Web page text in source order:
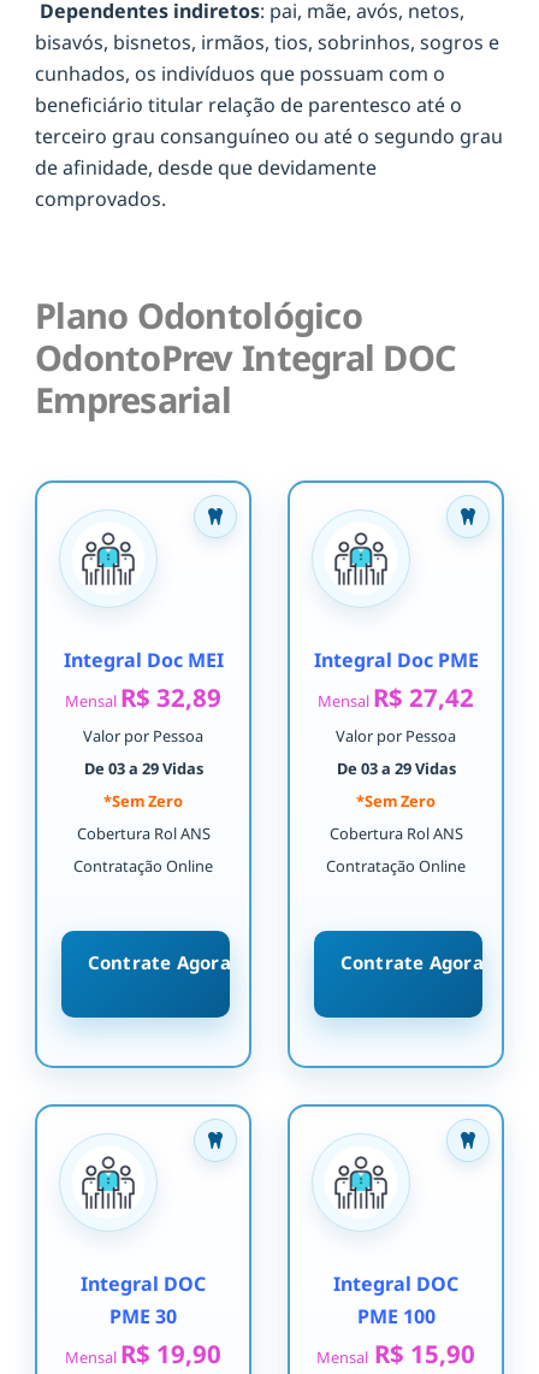
Dependentes indiretos: pai, mãe, avós, netos,
bisavós, bisnetos, irmãos, tios, sobrinhos, sogros e
cunhados, os indivíduos que possuam com o
beneficiário titular relação de parentesco até o
terceiro grau consanguíneo ou até o segundo grau
de afinidade, desde que devidamente
comprovados.
Plano Odontológico
OdontoPrev Integral DOC
Empresarial
Integral Doc MEI
Mensal R$ 32,89
Valor por Pessoa
De 03 a 29 Vidas
*Sem Zero
Cobertura Rol ANS
Contratação Online
Contrate Agora
Integral Doc PME
Mensal R$ 27,42
Valor por Pessoa
De 03 a 29 Vidas
*Sem Zero
Cobertura Rol ANS
Contratação Online
Contrate Agora
Integral DOC
PME 30
Mensal R$ 19,90
Integral DOC
PME 100
Mensal R$ 15,90